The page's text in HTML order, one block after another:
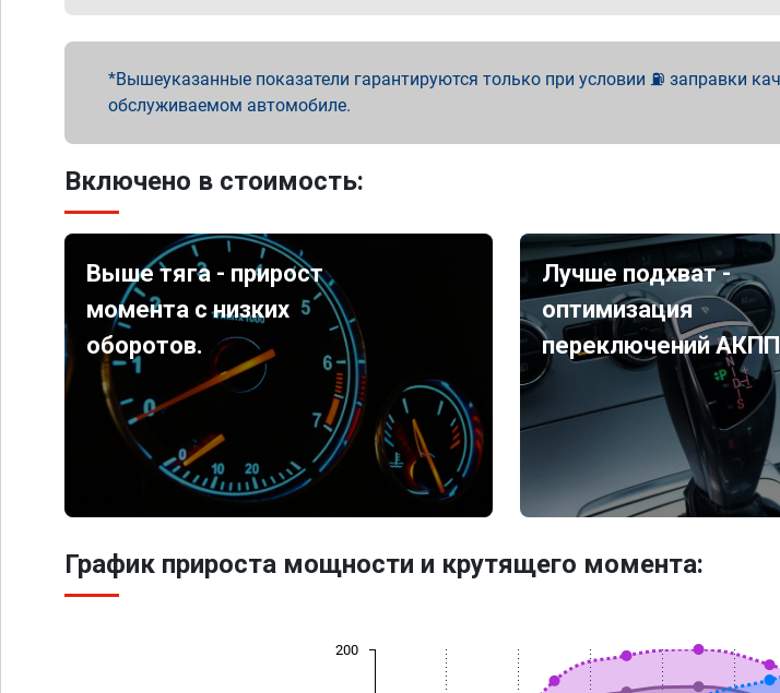
Вышеуказанные показатели гарантируются только при условии ⛽ заправки
обслуживаемом автомобиле.
Включено в стоимость:
Выше тяга - прирост
момента с низких
оборотов.
Лучше подхват -
оптимизация
переключений
График прироста мощности и крутящего момента:
200